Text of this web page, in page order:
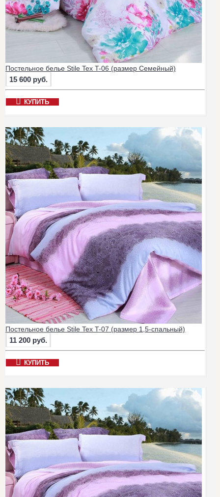
Постельное белье Stile Tex T-06 (размер Семейный)
15 600 руб.
КУПИТЬ
Постельное белье Stile Tex T-07 (размер 1,5-спальный)
11 200 руб.
КУПИТЬ